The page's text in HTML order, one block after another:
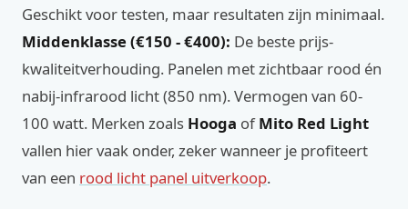
Geschikt voor testen, maar resultaten zijn minimaal.
Middenklasse (€150 - €400): De beste prijs-
kwaliteitverhouding. Panelen met zichtbaar rood én
nabij-infrarood licht (850 nm). Vermogen van 60-
100 watt. Merken zoals Hooga ofMito Red Light
vallen hier vaak onder, zeker wanneer je profiteert
van een rood licht panel uitverkoop.